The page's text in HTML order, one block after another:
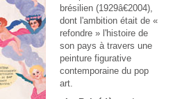
brésilien (1929â€2004),
dont l'ambition était de «
refondre » l'histoire de
son pays à travers une
peinture figurative
contemporaine du pop
art.